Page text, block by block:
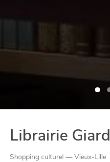
Librairie Giard
Shopping culturel — Vieux-Lille